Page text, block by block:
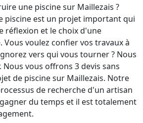
une piscine sur Maillezais ?
piscine est un projet important qui
réflexion et le choix d'une
voulez confier vos travaux à
vers qui vous tourner ? Nous
Nous vous offrons 3 devis sans
de piscine sur Maillezais. Notre
de recherche d'un artisan
du temps et il est totalement